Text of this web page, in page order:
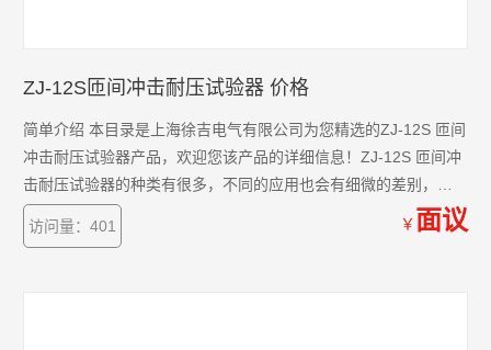
ZJ-12S匝间冲击耐压试验器 价格
简单介绍 本目录是上海徐吉电气有限公司为您精选的ZJ-12S 匝间
冲击耐压试验器产品，欢迎您该产品的详细信息！ZJ-12S 匝间冲
击耐压试验器的种类有很多，不同的应用也会有细微的差别，本
公司为您提供*的解决方案。
访问量：401
￥ 面议